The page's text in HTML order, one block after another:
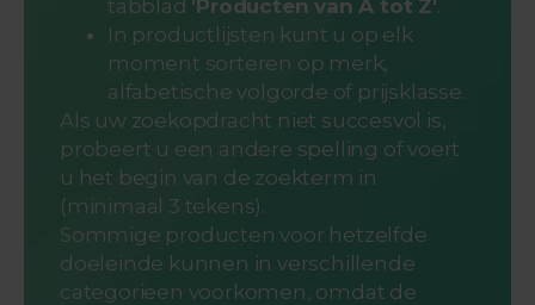
tabblad 'Producten van A tot Z'.
In productlijsten kunt u op elk
moment sorteren op merk,
alfabetische volgorde of prijsklasse.
Als uw zoekopdracht niet succesvol is,
probeert u een andere spelling of voert
u het begin van de zoekterm in
(minimaal 3 tekens).
Sommige producten voor hetzelfde
doeleinde kunnen in verschillende
categorieën voorkomen, omdat de